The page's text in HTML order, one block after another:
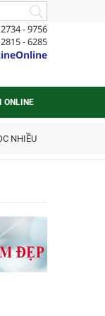
- 9756
- 6285
ONLINE
NHIỀU